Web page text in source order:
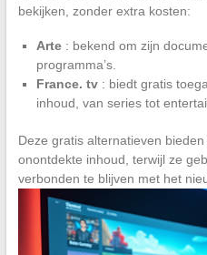
bekijken, zonder extra kosten:
Arte: bekend om zijn
programma’s.
France. tv: biedt gratis
inhoud, van series tot
Deze gratis alternatieven
onontdekte inhoud, terwijl ze
verbonden te blijven met het